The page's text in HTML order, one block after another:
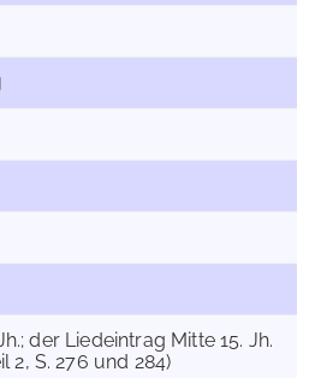
der Liedeintrag Mitte 15. Jh.
2, S. 276 und 284)